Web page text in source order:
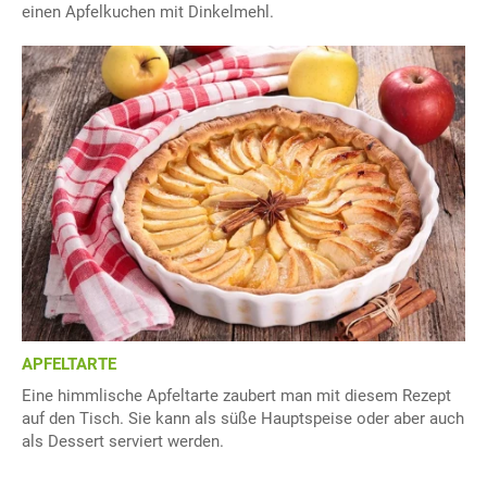
einen Apfelkuchen mit Dinkelmehl.
APFELTARTE
Eine himmlische Apfeltarte zaubert man mit diesem Rezept
auf den Tisch. Sie kann als süße Hauptspeise oder aber auch
als Dessert serviert werden.